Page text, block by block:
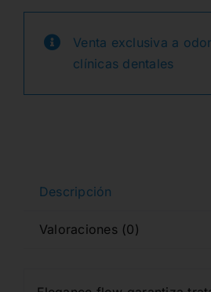
FLOW
COMP.
FLUIDO
JER.
Venta exclusiva a
clínicas dentales
Descripción
Valoraciones (0)